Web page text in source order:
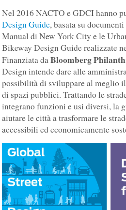
Nel 2016 NACTO e GDCI hanno
Design Guide, basata su
Manual di New York City e le
Bikeway Design Guide realizzate
Finanziata daBloomberg
Design intende dare alle
possibilità di sviluppare al meglio
di spazi pubblici. Trattando le
integrano funzioni e usi diversi, la
aiutare le città a trasformare le
accessibili ed economicamente